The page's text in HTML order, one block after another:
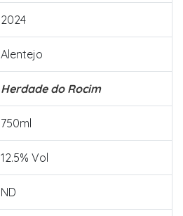
2024
Alentejo
Herdade do Rocim
750ml
12.5% Vol
ND